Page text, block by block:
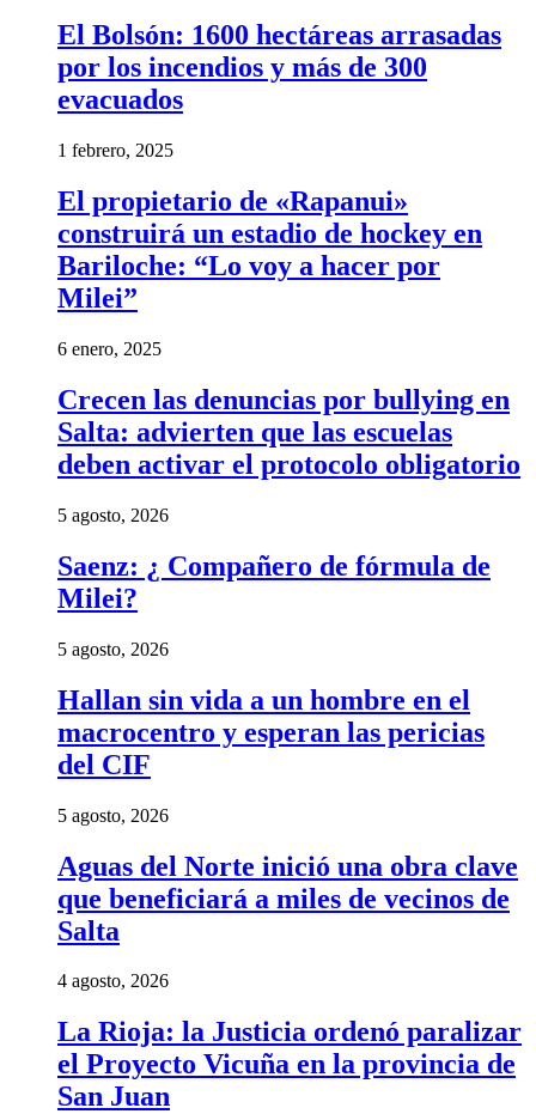
El Bolsón: 1600 hectáreas arrasadas
por los incendios y más de 300
evacuados
1 febrero, 2025
El propietario de «Rapanui»
construirá un estadio de hockey en
Bariloche: “Lo voy a hacer por
Milei”
6 enero, 2025
Crecen las denuncias por bullying en
Salta: advierten que las escuelas
deben activar el protocolo obligatorio
5 agosto, 2026
Saenz: ¿ Compañero de fórmula de
Milei?
5 agosto, 2026
Hallan sin vida a un hombre en el
macrocentro y esperan las pericias
del CIF
5 agosto, 2026
Aguas del Norte inició una obra clave
que beneficiará a miles de vecinos de
Salta
4 agosto, 2026
La Rioja: la Justicia ordenó paralizar
el Proyecto Vicuña en la provincia de
San Juan